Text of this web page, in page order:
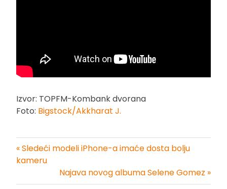
Izvor: TOPFM-Kombank dvorana
Foto: Bigstock/Akkharat J.
Kretanje
članka
« Sledeći modeli iPhone-a imaće dosta bolju
kameru
Najava novog albuma Selene Gomez »